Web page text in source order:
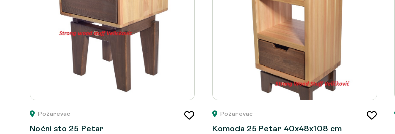
Požarevac
Noćni sto 25 Petar
Požarevac
Komoda 25 Petar 40x48x108 cm